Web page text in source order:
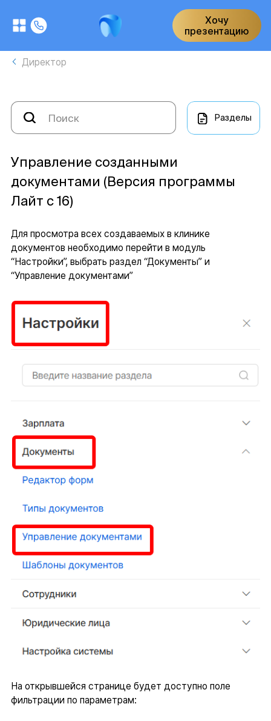
Хочу
презентацию
Директор
Разделы
Управление созданными
документами (Версия программы
Лайт с 16)
Для просмотра всех создаваемых в клинике
документов необходимо перейти в модуль
“Настройки”, выбрать раздел “Документы” и
“Управление документами”
На открывшейся странице будет доступно поле
фильтрации по параметрам: